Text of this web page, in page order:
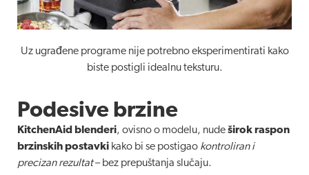
Uz ugrađene programe nije potrebno eksperimentirati kako
biste postigli idealnu teksturu.
Podesive brzine
KitchenAid blenderi, ovisno o modelu, nudeširok raspon
brzinskih postavki kako bi se postigao kontroliran i
precizan rezultat– bez prepuštanja slučaju.